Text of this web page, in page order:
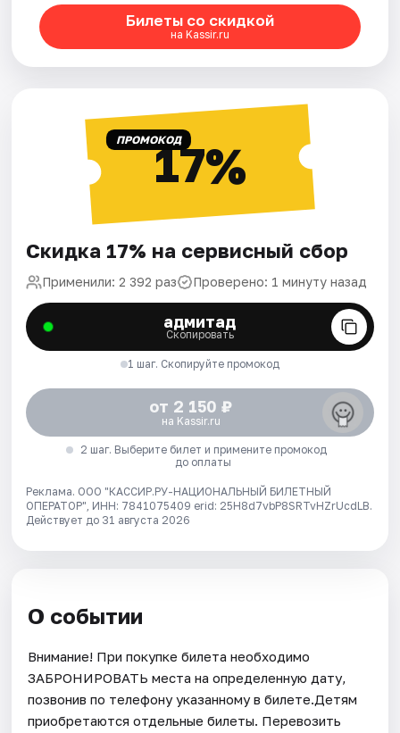
Билеты со скидкой
на Kassir.ru
ПРОМОКОД17%
Скидка 17% на сервисный сбор
Применили: 2 392 раз Проверено: 1 минуту назад
адмитад
Скопировать
1 шаг. Скопируйте промокод
от 2 150 ₽
на Kassir.ru
2 шаг. Выберите билет и примените промокод
до оплаты
Реклама. ООО "КАССИР.РУ-НАЦИОНАЛЬНЫЙ БИЛЕТНЫЙ
ОПЕРАТОР", ИНН: 7841075409 erid: 25H8d7vbP8SRTvHZrUcdLB.
Действует до 31 августа 2026
О событии
Внимание! При покупке билета необходимо
ЗАБРОНИРОВАТЬ места на определенную дату,
позвонив по телефону указанному в билете.Детям
приобретаются отдельные билеты. Перевозить